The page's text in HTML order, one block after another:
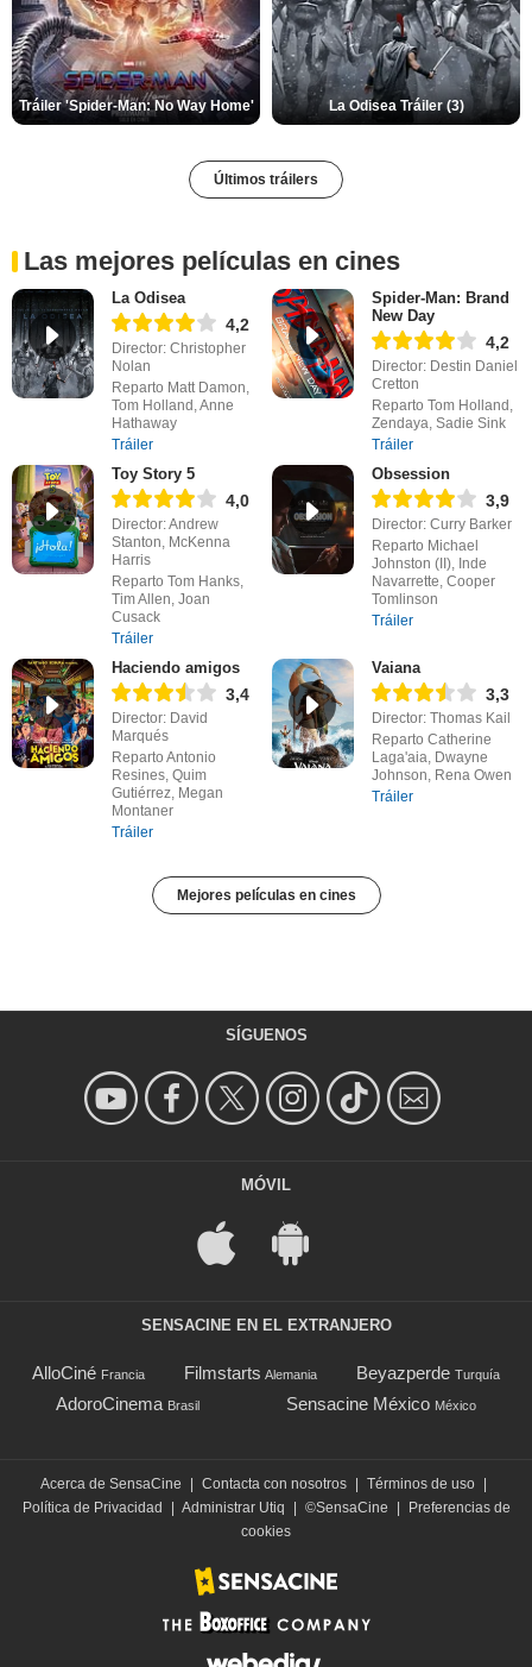
Tráiler 'Spider-Man: No Way Home' La Odisea Tráiler (3)
Últimos tráilers
Las mejores películas en cines
La Odisea
4,2
Director: Christopher
Nolan
Reparto Matt Damon,
Tom Holland, Anne
Hathaway
Tráiler
Spider-Man: Brand
New Day
4,2
Director: Destin Daniel
Cretton
Reparto Tom Holland,
Zendaya, Sadie Sink
Tráiler
Toy Story 5
4,0
Director: Andrew
Stanton, McKenna
Harris
Reparto Tom Hanks,
Tim Allen, Joan
Cusack
Tráiler
Obsession
3,9
Director: Curry Barker
Reparto Michael
Johnston (II), Inde
Navarrette, Cooper
Tomlinson
Tráiler
Haciendo amigos
3,4
Director: David
Marqués
Reparto Antonio
Resines, Quim
Gutiérrez, Megan
Montaner
Tráiler
Vaiana
3,3
Director: Thomas Kail
Reparto Catherine
Laga'aia, Dwayne
Johnson, Rena Owen
Tráiler
Mejores películas en cines
SÍGUENOS
MÓVIL
SENSACINE EN EL EXTRANJERO
AlloCiné Francia Filmstarts Alemania Beyazperde Turquía
AdoroCinema Brasil Sensacine México México
Acerca de SensaCine Contacta con nosotros Términos de uso
Política de Privacidad
Administrar Utiq ©SensaCine
Preferencias de
cookies